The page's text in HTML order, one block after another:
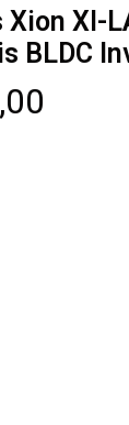
Xion XI-
BLDC